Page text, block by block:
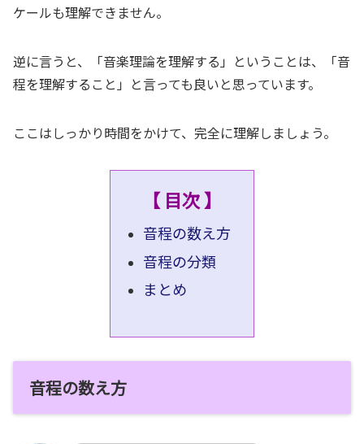
ケールも理解できません。
逆に言うと、「音楽理論を理解する」ということは、「音
程を理解すること」と言っても良いと思っています。
ここはしっかり時間をかけて、完全に理解しましょう。
【 目次 】
音程の数え方
音程の分類
まとめ
音程の数え方